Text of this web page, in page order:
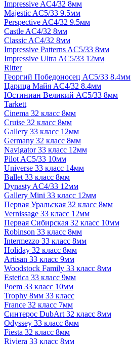
Impressive AC4/32 8мм
Majestic AC5/33 9.5мм
Perspective AC4/32 9.5мм
Castle AC4/32 8мм
Classic AC4/32 8мм
Impressive Patterns AC5/33 8мм
Impressive Ultra AC5/33 12мм
Ritter
Георгий Победоносец AC5/33 8.4мм
Царица Майя AC4/32 8.4мм
Юстиниан Великий AC5/33 8мм
Tarkett
Cinema 32 класс 8мм
Cruise 32 класс 8мм
Gallery 33 класс 12мм
Germany 32 класс 8мм
Navigator 33 класс 12мм
Pilot AC5/33 10мм
Universe 33 класс 14мм
Ballet 33 класс 8мм
Dynasty AC4/33 12мм
Gallery Mini 33 класс 12мм
Первая Уральская 32 класс 8мм
Vernissage 33 класс 12мм
Первая Сибирская 32 класс 10мм
Robinson 33 класс 8мм
Intermezzo 33 класс 8мм
Holiday 32 класс 8мм
Artisan 33 класс 9мм
Woodstock Family 33 класс 8мм
Estetica 33 класс 9мм
Poem 33 класс 10мм
Trophy 8мм 33 класс
France 32 класс 7мм
Синтерос DubArt 32 класс 8мм
Odyssey 33 класс 8мм
Fiesta 32 класс 8мм
Riviera 33 класс 8мм